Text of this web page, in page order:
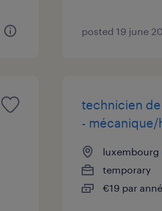
posted 19 june
technicien
-
luxembourg
temporary
€19 par